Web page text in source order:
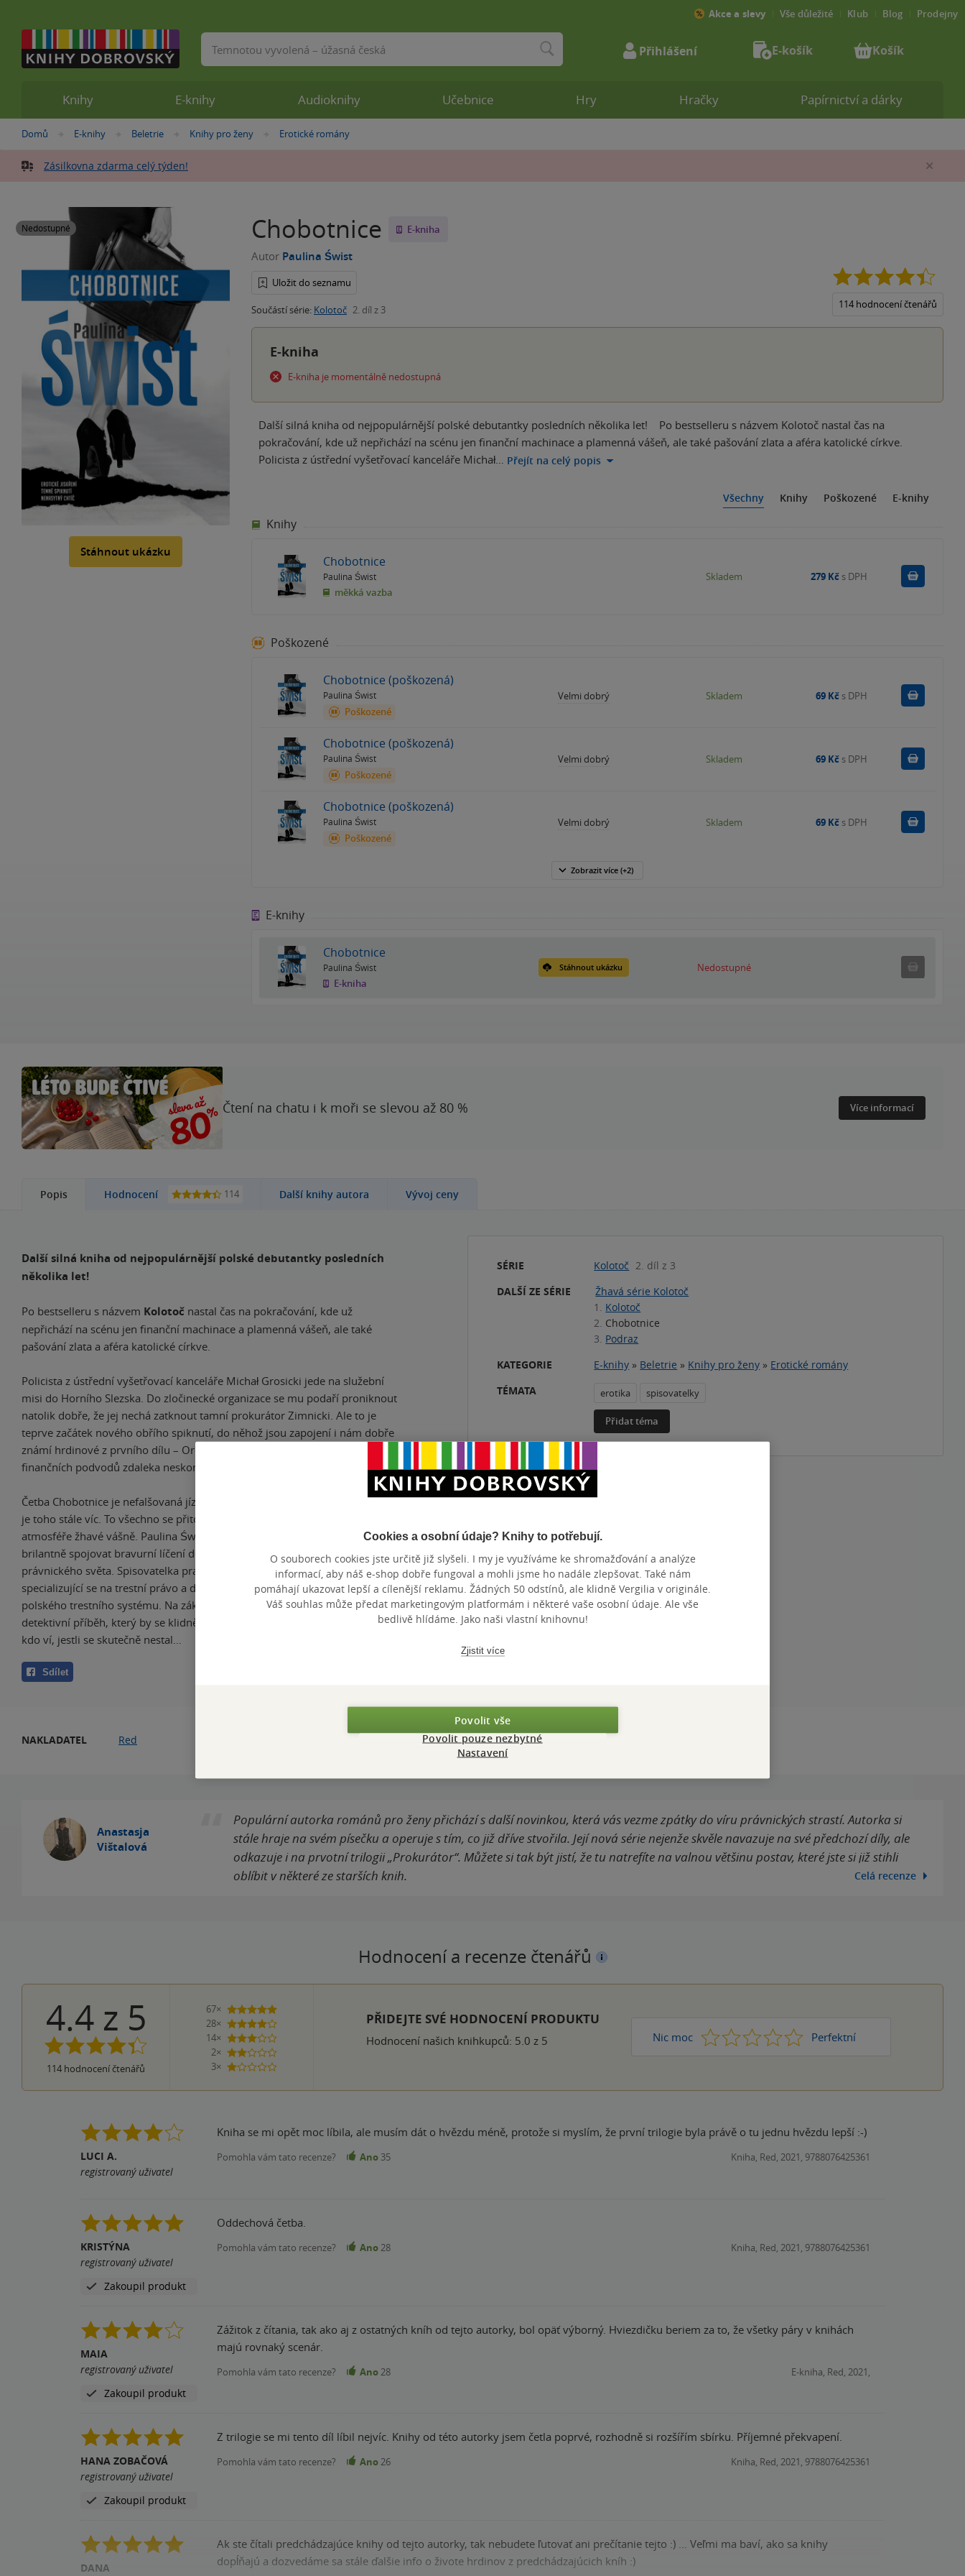
Nacházíte
zde:
Domů »
E-knihy »
Beletrie »
Knihy pro ženy »
Erotické romány
Zásilkovna zdarma celý týden!
Nedostupné
Stáhnout ukázku
Chobotnice E-kniha
Autor Paulina Świst
Uložit do seznamu
Součástí série: Kolotoč 2. díl z 3
5
114 hodnocení čtenářů
E-kniha
E-kniha je momentálně nedostupná
Další silná kniha od nejpopulárnější polské debutantky posledních několika let! Po bestselleru s názvem Kolotoč nastal čas na
pokračování, kde už nepřichází na scénu jen finanční machinace a plamenná vášeň, ale také pašování zlata a aféra katolické církve.
Policista z ústřední vyšetřovací kanceláře Michał… Přejít na celý popis
Všechny Knihy Poškozené E-knihy
Knihy
Chobotnice
Paulina Świst
měkká vazba
Skladem 279 Kč s DPH
Poškozené
Chobotnice (poškozená)
Paulina Świst
Poškozené
Velmi dobrý Skladem 69 Kč s DPH
Chobotnice (poškozená)
Paulina Świst
Poškozené
Velmi dobrý Skladem 69 Kč s DPH
Chobotnice (poškozená)
Paulina Świst
Poškozené
Velmi dobrý Skladem 69 Kč s DPH
Zobrazit více (+2)
E-knihy
Chobotnice
Paulina Świst
E-kniha
Stáhnout ukázku Nedostupné Nedostupné
Čtení na chatu i k moři se slevou až 80 % Více informací
Popis Hodnocení 114 Další knihy autora Vývoj ceny
Další silná kniha od nejpopulárnější polské debutantky posledních
několika let!
Po bestselleru s názvem Kolotoč nastal čas na pokračování, kde už
nepřichází na scénu jen finanční machinace a plamenná vášeň, ale také
pašování zlata a aféra katolické církve.
Policista z ústřední vyšetřovací kanceláře Michał Grosicki jede na služební
misi do Horního Slezska. Do zločinecké organizace se mu podaří proniknout
natolik dobře, že jej nechá zatknout tamní prokurátor Zimnicki. Ale to je
teprve začátek nového obřího spiknutí, do něhož jsou zapojení i nám dobře
známí hrdinové z prvního dílu – Orel a Olka. Vše nasvědčuje tomu, že příběh
finančních podvodů zdaleka neskončil útěkem z Polska…
Četba Chobotnice je nefalšovaná jízda bez řídítek. Aféra střídá aféru a ve hře
je toho stále víc. To všechno se přitom – jak už jsme zvyklí – odehrává v
atmosféře žhavé vášně. Paulina Świst dokáže jako žádná jiná autorka
brilantně spojovat bravurní líčení děje s odvážnou erotikou a tajemstvími
právnického světa. Spisovatelka pracuje zároveň jako advokátka
specializující se na trestní právo a důkladně díky tomu zná temné stránky
polského trestního systému. Na základě vlastních zkušeností vystavěla další
detektivní příběh, který by se klidně mohl odehrát i ve skutečnosti. Ostatně
kdo ví, jestli se skutečně nestal…
Sdílet
SÉRIE Kolotoč 2. díl z 3
DALŠÍ ZE SÉRIE
Žhavá série Kolotoč
1. Kolotoč
2. Chobotnice
3. Podraz
KATEGORIE
E-knihy » Beletrie » Knihy pro ženy » Erotické romány
TÉMATA
erotika spisovatelky
Přidat téma
NAKLADATEL Red 1.01.2021
Anastasja
Vištalová
Populární autorka románů pro ženy přichází s další novinkou, která vás vezme zpátky do víru právnických strastí. Autorka si
stále hraje na svém písečku a operuje s tím, co již dříve stvořila. Její nová série nejenže skvěle navazuje na své předchozí díly, ale
odkazuje i na prvotní trilogii „Prokurátor“. Můžete si tak být jistí, že tu natrefíte na valnou většinu postav, které jste si již stihli
oblíbit v některé ze starších knih.
Celá recenze
Hodnocení a recenze čtenářů
4.4z 5
114 hodnocení čtenářů
67×
5 hvězdiček
28×
4 hvězdičky
14×
3 hvězdičky
2×
2 hvězdičky
3×
1 hvezdička
PŘIDEJTE SVÉ HODNOCENÍ PRODUKTU
Hodnocení našich knihkupců: 5.0 z 5 Nic moc 1 2 3 4 Perfektní
5
LUCI A.
registrovaný uživatel
Kniha se mi opět moc líbila, ale musím dát o hvězdu méně, protože si myslím, že první trilogie byla právě o tu jednu hvězdu lepší :-)
Pomohla vám tato recenze? Ano 35 Kniha, Red, 2021, 9788076425361
KRISTÝNA
registrovaný uživatel
Zakoupil produkt
Oddechová četba.
Pomohla vám tato recenze? Ano 28 Kniha, Red, 2021, 9788076425361
MAIA
registrovaný uživatel
Zakoupil produkt
Zážitok z čítania, tak ako aj z ostatných kníh od tejto autorky, bol opäť výborný. Hviezdičku beriem za to, že všetky páry v knihách
majú rovnaký scenár.
Pomohla vám tato recenze? Ano 28 E-kniha, Red, 2021,
HANA ZOBAČOVÁ
registrovaný uživatel
Zakoupil produkt
Z trilogie se mi tento díl líbil nejvíc. Knihy od této autorky jsem četla poprvé, rozhodně si rozšířím sbírku. Příjemné překvapení.
Pomohla vám tato recenze? Ano 26 Kniha, Red, 2021, 9788076425361
DANA
Ak ste čítali predchádzajúce knihy od tejto autorky, tak nebudete ľutovať ani prečítanie tejto :) ... Veľmi ma baví, ako sa knihy
dopĺňajú a dozvedáme sa stále ďalšie info o živote hrdinov z predchádzajúcich kníh :)
Knihy E-knihy Audioknihy Učebnice Hry Hračky Papírnictví a dárky
Akce a slevy Vše důležité Klub Blog Prodejny
Vyhledávání Přihlášení E-košík Košík
Cookies a osobní údaje? Knihy to potřebují.
O souborech cookies jste určitě již slyšeli. I my je využíváme ke shromažďování a analýze
informací, aby náš e-shop dobře fungoval a mohli jsme ho nadále zlepšovat. Také nám
pomáhají ukazovat lepší a cílenější reklamu. Žádných 50 odstínů, ale klidně Vergilia v originále.
Váš souhlas může předat marketingovým platformám i některé vaše osobní údaje. Ale vše
bedlivě hlídáme. Jako naši vlastní knihovnu!
Zjistit více
Povolit vše
Povolit pouze nezbytné
Nastavení